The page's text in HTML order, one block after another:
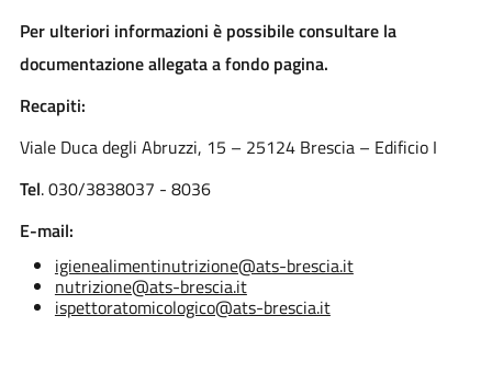
Per ulteriori informazioni è possibile consultare la
documentazione allegata a fondo pagina.
Recapiti:
Viale Duca degli Abruzzi, 15 – 25124 Brescia – Edificio I
Tel. 030/3838037 - 8036
E-mail:
igienealimentinutrizione@ats-brescia.it
nutrizione@ats-brescia.it
ispettoratomicologico@ats-brescia.it